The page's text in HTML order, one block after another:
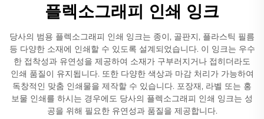
플렉소그래피 인쇄 잉크
당사의 범용 플렉소그래피 인쇄 잉크는 종이, 골판지, 플라스틱 필름
등 다양한 소재에 인쇄할 수 있도록 설계되었습니다. 이 잉크는 우수
한 접착성과 유연성을 제공하여 소재가 구부러지거나 접히더라도
인쇄 품질이 유지됩니다. 또한 다양한 색상과 마감 처리가 가능하여
독창적인 맞춤 인쇄물을 제작할 수 있습니다. 포장재, 라벨 또는 홍
보물 인쇄를 하시는 경우에도 당사의 플렉소그래피 인쇄 잉크는 성
공을 위해 필요한 유연성과 품질을 제공합니다.